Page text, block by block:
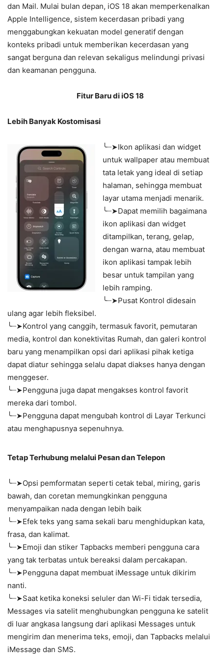
dan Mail. Mulai bulan depan, iOS 18 akan memperkenalkan
Apple Intelligence, sistem kecerdasan pribadi yang
menggabungkan kekuatan model generatif dengan
konteks pribadi untuk memberikan kecerdasan yang
sangat berguna dan relevan sekaligus melindungi privasi
dan keamanan pengguna.
Fitur Baru di iOS 18
Lebih Banyak Kostomisasi
╰┈➤Ikon aplikasi dan widget
untuk wallpaper atau membuat
tata letak yang ideal di setiap
halaman, sehingga membuat
layar utama menjadi menarik.
╰┈➤Dapat memilih bagaimana
ikon aplikasi dan widget
ditampilkan, terang, gelap,
dengan warna, atau membuat
ikon aplikasi tampak lebih
besar untuk tampilan yang
lebih ramping.
╰┈➤Pusat Kontrol didesain
ulang agar lebih fleksibel.
╰┈➤Kontrol yang canggih, termasuk favorit, pemutaran
media, kontrol dan konektivitas Rumah, dan galeri kontrol
baru yang menampilkan opsi dari aplikasi pihak ketiga
dapat diatur sehingga selalu dapat diakses hanya dengan
menggeser.
╰┈➤Pengguna juga dapat mengakses kontrol favorit
mereka dari tombol.
╰┈➤Pengguna dapat mengubah kontrol di Layar Terkunci
atau menghapusnya sepenuhnya.
Tetap Terhubung melalui Pesan dan Telepon
╰┈➤Opsi pemformatan seperti cetak tebal, miring, garis
bawah, dan coretan memungkinkan pengguna
menyampaikan nada dengan lebih baik
╰┈➤Efek teks yang sama sekali baru menghidupkan kata,
frasa, dan kalimat.
╰┈➤Emoji dan stiker Tapbacks memberi pengguna cara
yang tak terbatas untuk bereaksi dalam percakapan.
╰┈➤Pengguna dapat membuat iMessage untuk dikirim
nanti.
╰┈➤Saat ketika koneksi seluler dan Wi-Fi tidak tersedia,
Messages via satelit menghubungkan pengguna ke satelit
di luar angkasa langsung dari aplikasi Messages untuk
mengirim dan menerima teks, emoji, dan Tapbacks melalui
iMessage dan SMS.